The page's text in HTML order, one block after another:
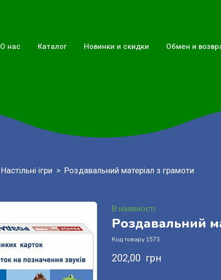
О нас Каталог Новинки и скидки Обмен и
Настільні ігри Роздавальний матеріал з грамоти
В наявності
Роздавальний
Код товару 1573
202,00  грн